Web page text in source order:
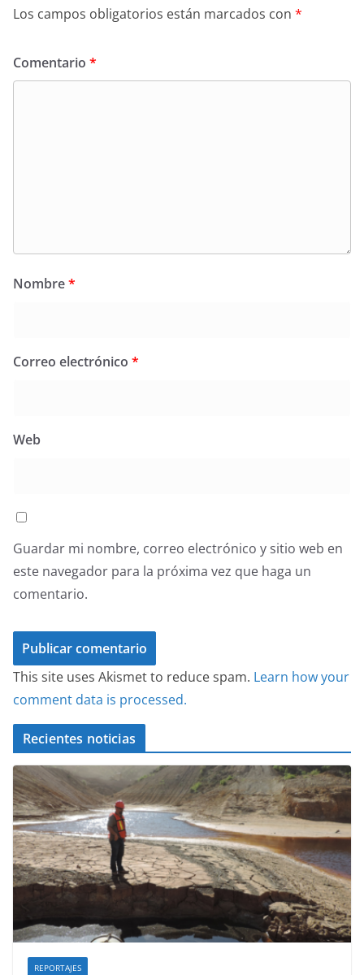
Los campos obligatorios están marcados con *
Comentario *
Nombre*
Correo electrónico *
Web
Guardar mi nombre, correo electrónico y sitio web en
este navegador para la próxima vez que haga un
comentario.
This site uses Akismet to reduce spam. Learn how your
comment data is processed.
Recientes noticias
REPORTAJES